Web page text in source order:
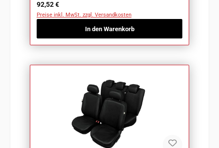
Regulärer Preis:
92,52 €
Preise inkl. MwSt. zzgl. Versandkosten
In den Warenkorb